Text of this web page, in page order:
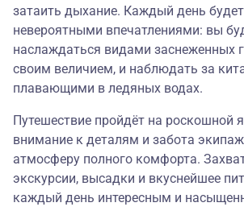
затаить дыхание. Каждый день
невероятными впечатлениями: вы
наслаждаться видами заснеженных
своим величием, и наблюдать за
плавающими в ледяных водах.
Путешествие пройдёт на роскошной
внимание к деталям и забота
атмосферу полного комфорта.
экскурсии, высадки и вкуснейшее
каждый день интересным и